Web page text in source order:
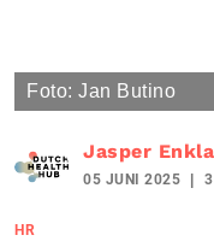
Foto: Jan Butino
Jasper
05 JUNI 2025
HR